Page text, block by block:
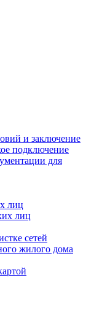
и заключение
подключение
для
лиц
лиц
сетей
жилого дома